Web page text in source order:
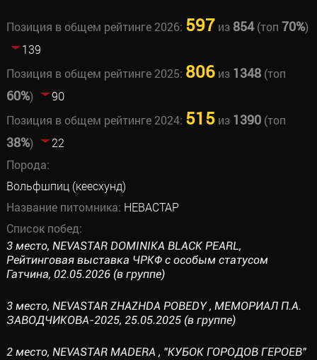
Позиция в общем рейтинге 2026: 597 из 854(топ 70%)
139
Позиция в общем рейтинге 2025: 806из 1348(топ
60%)
90
Позиция в общем рейтинге 2024: 515из 1390(топ
38%)
22
Порода:
Вольфшпиц (кеесхунд)
Название питомника: НЕВАСТАР
Список побед:
3 место, NEVASTAR DOMINIKA BLACK PEARL,
Рейтинговая выставка ЧРКФ с особым статусом
Гатчина, 02.05.2026 (в группе)
3 место, NEVASTAR ZHAZHDA POBEDY , МЕМОРИАЛ П.А.
ЗАВОДЧИКОВА-2025, 25.05.2025 (в группе)
2 место, NEVASTAR MADERA , "КУБОК ГОРОДОВ ГЕРОЕВ"